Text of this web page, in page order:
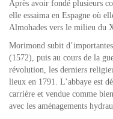
Après avoir fondé plusieurs
elle essaima en Espagne où
Almohades vers le milieu du
Morimond subit
(1572), puis au cours de la
révolution, les derniers
lieux en 1791. L’abbaye est
carrière et vendue comme
avec les aménagements